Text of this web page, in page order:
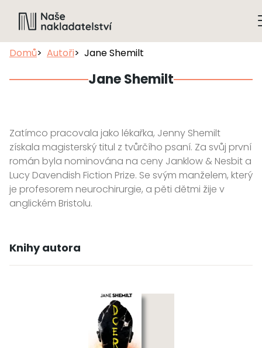
Domů Autoři Jane Shemilt
Jane Shemilt
Zatímco pracovala jako lékařka, Jenny Shemilt
získala magisterský titul z tvůrčího psaní. Za svůj první
román byla nominována na ceny Janklow & Nesbit a
Lucy Davendish Fiction Prize. Se svým manželem, který
je profesorem neurochirurgie, a pěti dětmi žije v
anglickém Bristolu.
Knihy autora